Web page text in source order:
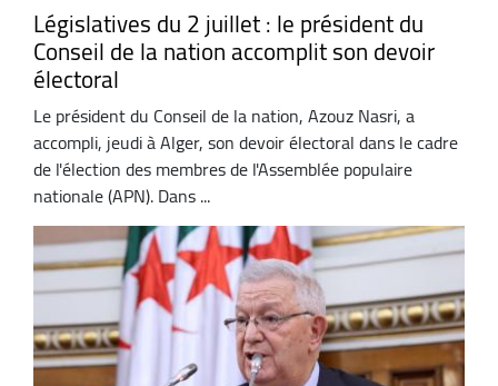
Législatives du 2 juillet : le président du
Conseil de la nation accomplit son devoir
électoral
Le président du Conseil de la nation, Azouz Nasri, a
accompli, jeudi à Alger, son devoir électoral dans le cadre
de l'élection des membres de l'Assemblée populaire
nationale (APN). Dans ...